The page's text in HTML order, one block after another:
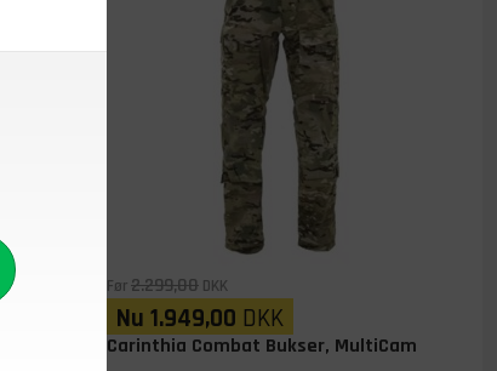
Før2.299,00 DKK
Nu 1.949,00 DKK
Carinthia Combat Bukser, MultiCam